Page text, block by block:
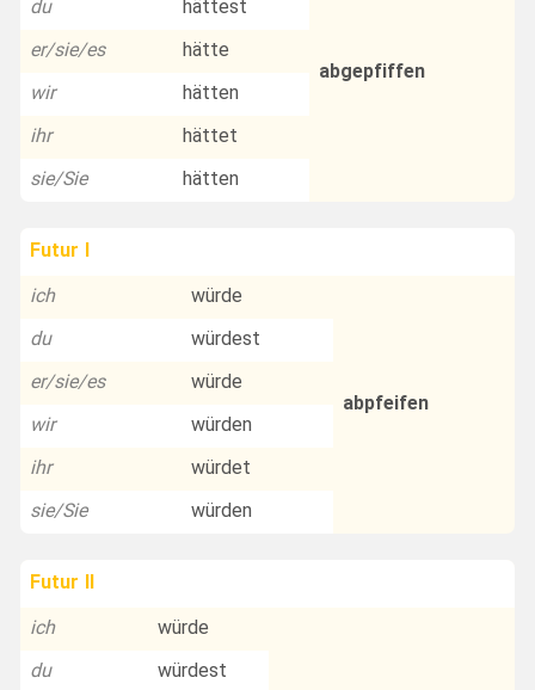
abgepfiffen
du
hättest
er/sie/es
hätte
wir
hätten
ihr
hättet
sie/Sie
hätten
Futur I
ich
würde
abpfeifen
du
würdest
er/sie/es
würde
wir
würden
ihr
würdet
sie/Sie
würden
Futur II
ich
würde
du
würdest